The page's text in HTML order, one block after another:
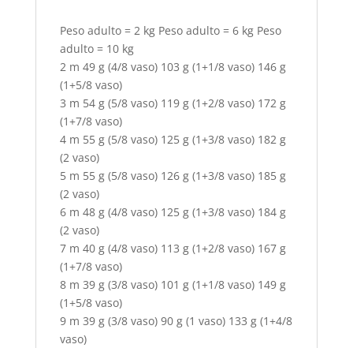
Peso adulto = 2 kg Peso adulto = 6 kg Peso
adulto = 10 kg
2 m 49 g (4/8 vaso) 103 g (1+1/8 vaso) 146 g
(1+5/8 vaso)
3 m 54 g (5/8 vaso) 119 g (1+2/8 vaso) 172 g
(1+7/8 vaso)
4 m 55 g (5/8 vaso) 125 g (1+3/8 vaso) 182 g
(2 vaso)
5 m 55 g (5/8 vaso) 126 g (1+3/8 vaso) 185 g
(2 vaso)
6 m 48 g (4/8 vaso) 125 g (1+3/8 vaso) 184 g
(2 vaso)
7 m 40 g (4/8 vaso) 113 g (1+2/8 vaso) 167 g
(1+7/8 vaso)
8 m 39 g (3/8 vaso) 101 g (1+1/8 vaso) 149 g
(1+5/8 vaso)
9 m 39 g (3/8 vaso) 90 g (1 vaso) 133 g (1+4/8
vaso)